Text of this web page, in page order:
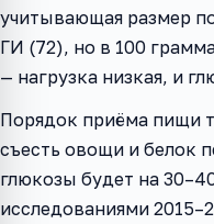
учитывающая размер
ГИ (72), но в 100
— нагрузка низкая, и
Порядок приёма пищи
съесть овощи и белок
глюкозы будет на
исследованиями